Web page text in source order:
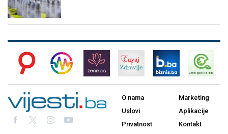
O nama
Uslovi
Privatnost
Marketing
Aplikacije
Kontakt